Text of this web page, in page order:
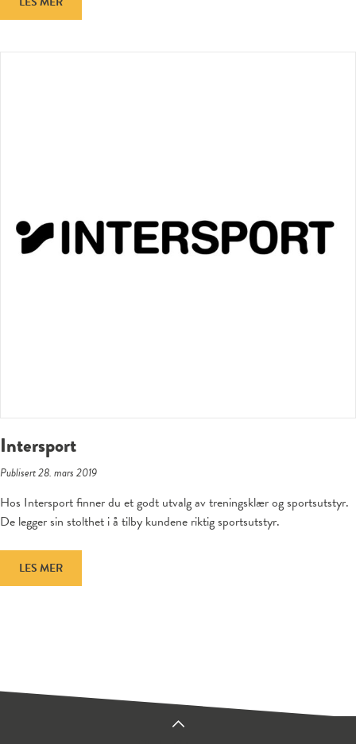
Intersport
Publisert 28. mars 2019
Hos Intersport finner du et godt utvalg av treningsklær og sportsutstyr.
De legger sin stolthet i å tilby kundene riktig sportsutstyr.
LES MER